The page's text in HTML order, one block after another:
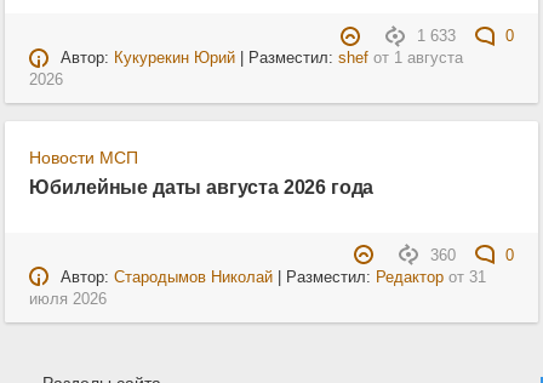
1 633
0
Автор: Кукурекин Юрий| Разместил: shefот 1 августа
2026
Новости МСП
Юбилейные даты августа 2026 года
360
0
Автор: Стародымов Николай| Разместил: Редакторот 31
июля 2026